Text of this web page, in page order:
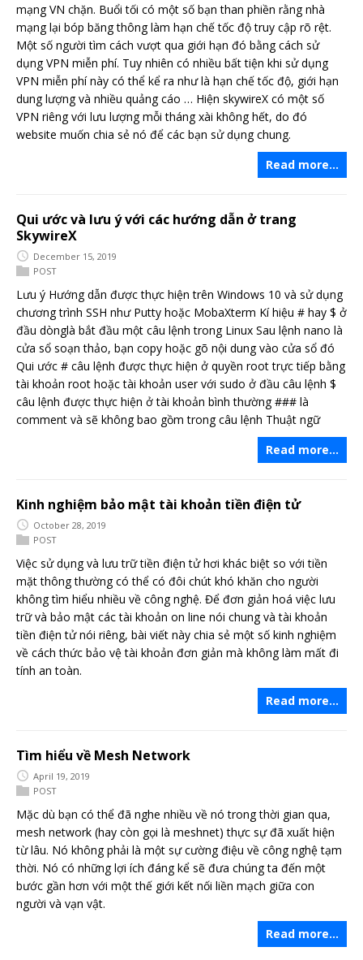
mạng VN chặn. Buổi tối có một số bạn than phiền rằng nhà
mạng lại bóp băng thông làm hạn chế tốc độ truy cập rõ rệt.
Một số người tìm cách vượt qua giới hạn đó bằng cách sử
dụng VPN miễn phí. Tuy nhiên có nhiều bất tiện khi sử dụng
VPN miễn phí này có thể kể ra như là hạn chế tốc độ, giới hạn
dung lượng và nhiều quảng cáo … Hiện skywireX có một số
VPN riêng với lưu lượng mỗi tháng xài không hết, do đó
website muốn chia sẻ nó để các bạn sử dụng chung.
Read more…
Qui ước và lưu ý với các hướng dẫn ở trang
SkywireX
December 15, 2019
POST
Lưu ý Hướng dẫn được thực hiện trên Windows 10 và sử dụng
chương trình SSH như Putty hoặc MobaXterm Kí hiệu # hay $ ở
đầu dònglà bắt đầu một câu lệnh trong Linux Sau lệnh nano là
cửa sổ soạn thảo, bạn copy hoặc gõ nội dung vào cửa sổ đó
Qui ước # câu lệnh được thực hiện ở quyền root trực tiếp bằng
tài khoản root hoặc tài khoản user với sudo ở đầu câu lệnh $
câu lệnh được thực hiện ở tài khoản bình thường ### là
comment và sẽ không bao gồm trong câu lệnh Thuật ngữ
Read more…
Kinh nghiệm bảo mật tài khoản tiền điện tử
October 28, 2019
POST
Việc sử dụng và lưu trữ tiền điện tử hơi khác biệt so với tiền
mặt thông thường có thể có đôi chút khó khăn cho người
không tìm hiểu nhiều về công nghệ. Để đơn giản hoá việc lưu
trữ và bảo mật các tài khoản on line nói chung và tài khoản
tiền điện tử nói riêng, bài viết này chia sẻ một số kinh nghiệm
về cách thức bảo vệ tài khoản đơn giản mà không làm mất đi
tính an toàn.
Read more…
Tìm hiểu về Mesh Network
April 19, 2019
POST
Mặc dù bạn có thể đã nghe nhiều về nó trong thời gian qua,
mesh network (hay còn gọi là meshnet) thực sự đã xuất hiện
từ lâu. Nó không phải là một sự cường điệu về công nghệ tạm
thời. Nó có những lợi ích đáng kể sẽ đưa chúng ta đến một
bước gần hơn với một thế giới kết nối liền mạch giữa con
người và vạn vật.
Read more…